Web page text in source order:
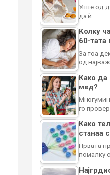
Уште од
да ѝ…
Колку
60-тата
За тоа
од
Како да
мед?
го
Како
станаа
Првата
помалку